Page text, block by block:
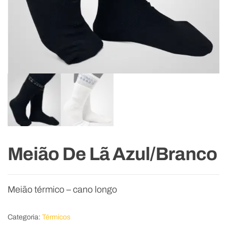
Meião De Lã Azul/Branco
Meião térmico – cano longo
Categoria: Térmicos